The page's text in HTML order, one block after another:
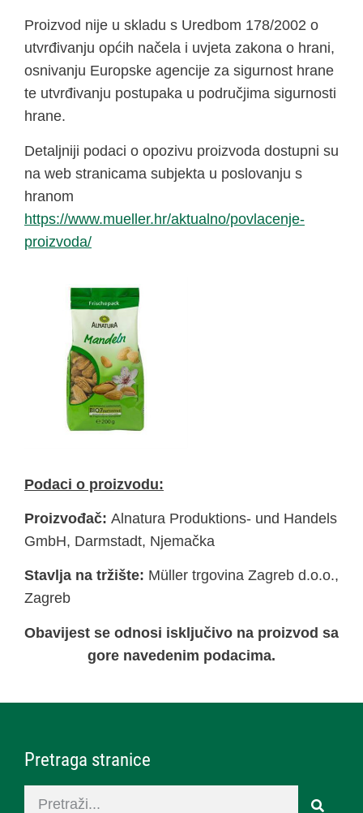
Proizvod nije u skladu s Uredbom 178/2002 o
utvrđivanju općih načela i uvjeta zakona o hrani,
osnivanju Europske agencije za sigurnost hrane
te utvrđivanju postupaka u područjima sigurnosti
hrane.
Detaljniji podaci o opozivu proizvoda dostupni su
na web stranicama subjekta u poslovanju s
hranom
https://www.mueller.hr/aktualno/povlacenje-
proizvoda/
Podaci o proizvodu:
Proizvođač: Alnatura Produktions- und Handels
GmbH, Darmstadt, Njemačka
Stavlja na tržište: Müller trgovina Zagreb d.o.o.,
Zagreb
Obavijest se odnosi isključivo na proizvod sa
gore navedenim podacima.
Pretraga stranice